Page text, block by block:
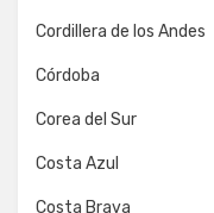
Cordillera de los Andes
Córdoba
Corea del Sur
Costa Azul
Costa Brava